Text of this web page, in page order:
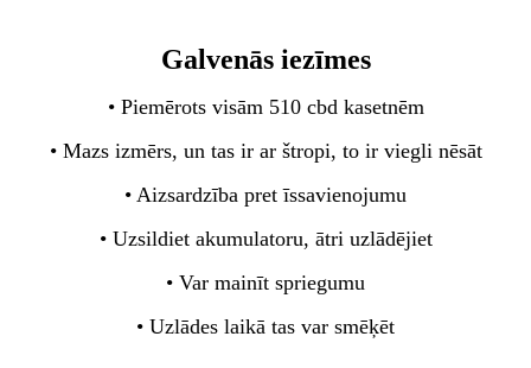
Galvenās iezīmes
• Piemērots visām 510 cbd kasetnēm
• Mazs izmērs, un tas ir ar štropi, to ir viegli nēsāt
• Aizsardzība pret īssavienojumu
• Uzsildiet akumulatoru, ātri uzlādējiet
• Var mainīt spriegumu
• Uzlādes laikā tas var smēķēt